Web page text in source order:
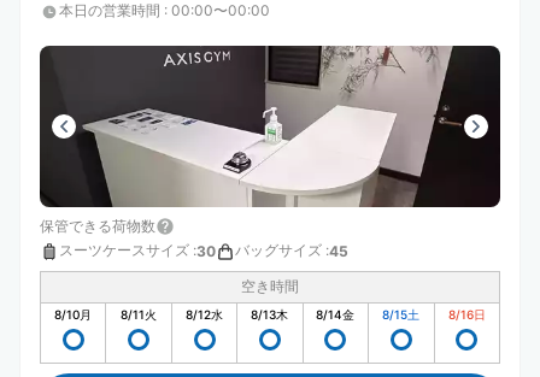
本日の営業時間 : 00:00〜00:00
保管できる荷物数
スーツケースサイズ :30 バッグサイズ :45
空き時間
8/10月 8/11火 8/12水 8/13木 8/14金 8/15土 8/16日